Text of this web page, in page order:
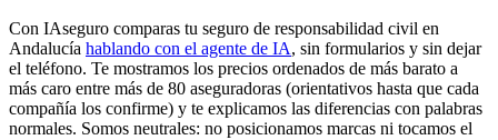
Con IAseguro comparas tu seguro de responsabilidad civil en
Andalucía hablando con el agente de IA, sin formularios y sin dejar
el teléfono. Te mostramos los precios ordenados de más barato a
más caro entre más de 80 aseguradoras (orientativos hasta que cada
compañía los confirme) y te explicamos las diferencias con palabras
normales. Somos neutrales: no posicionamos marcas ni tocamos el